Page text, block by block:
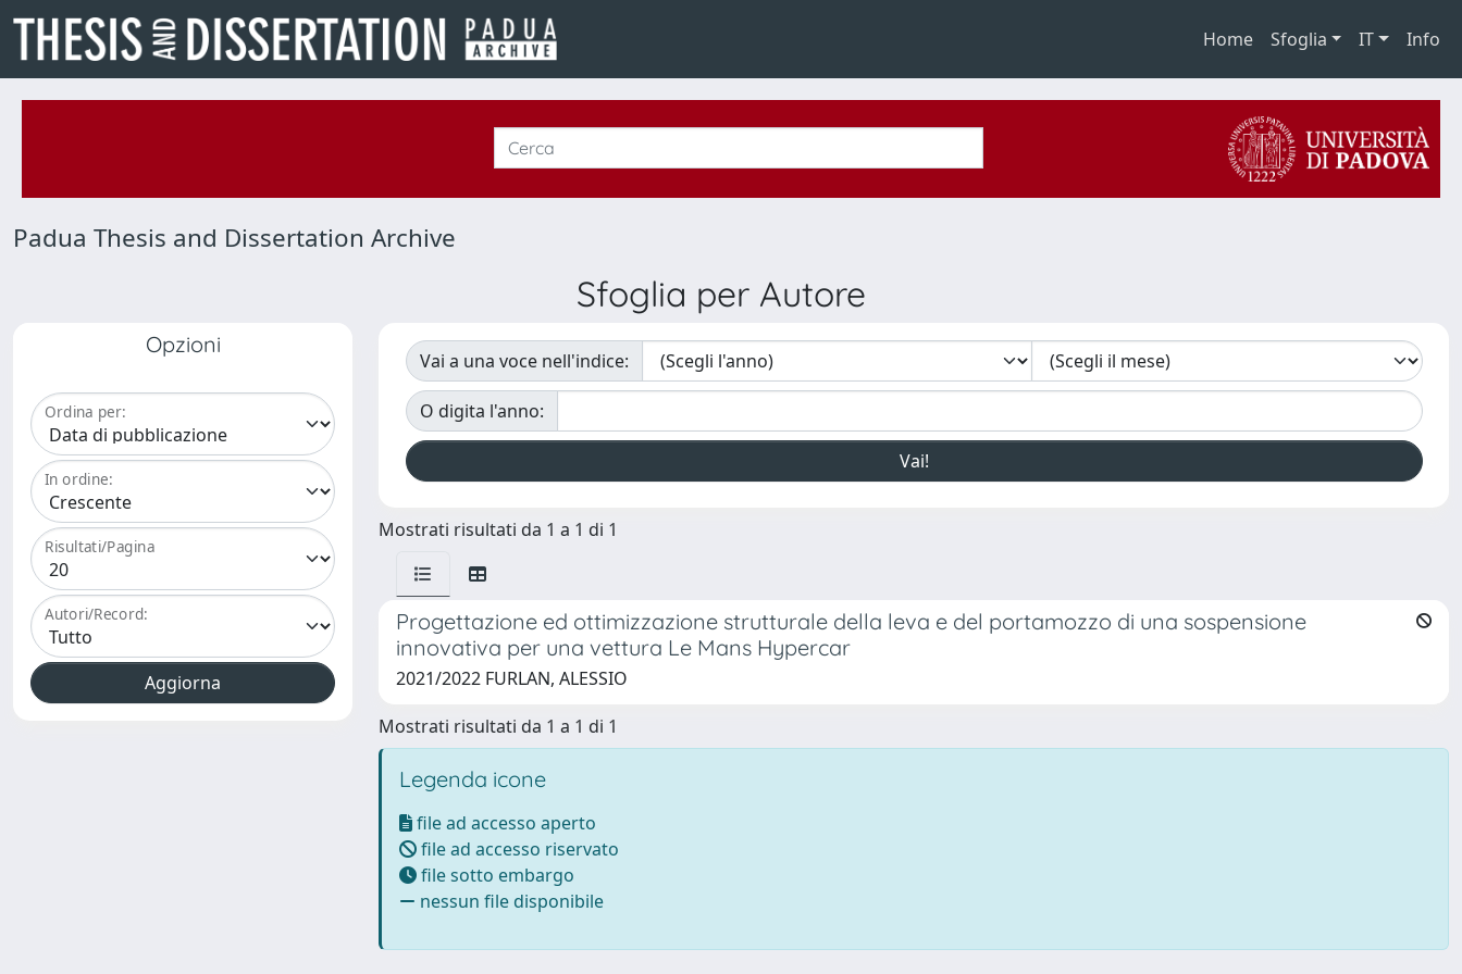
Home Sfoglia IT Info
Padua Thesis and Dissertation Archive
Sfoglia per Autore
Opzioni
Ordina per:
In ordine:
Risultati/Pagina
Autori/Record:
Vai a una voce nell'indice:
O digita l'anno:
Mostrati risultati da 1 a 1 di 1
Progettazione ed ottimizzazione strutturale della leva e del portamozzo di una sospensione
innovativa per una vettura Le Mans Hypercar
2021/2022 FURLAN, ALESSIO
Mostrati risultati da 1 a 1 di 1
Legenda icone
file ad accesso aperto
file ad accesso riservato
file sotto embargo
nessun file disponibile